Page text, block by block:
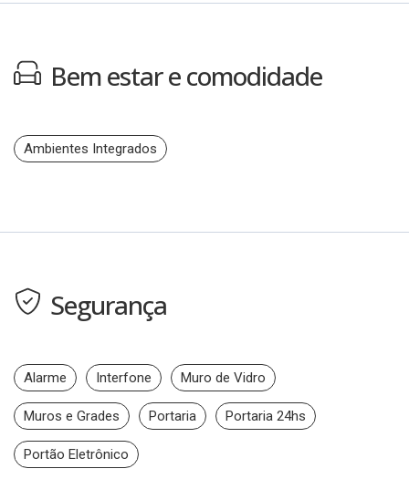
Bem estar e comodidade
Ambientes Integrados
Segurança
Alarme Interfone Muro de Vidro
Muros e Grades Portaria Portaria 24hs
Portão Eletrônico